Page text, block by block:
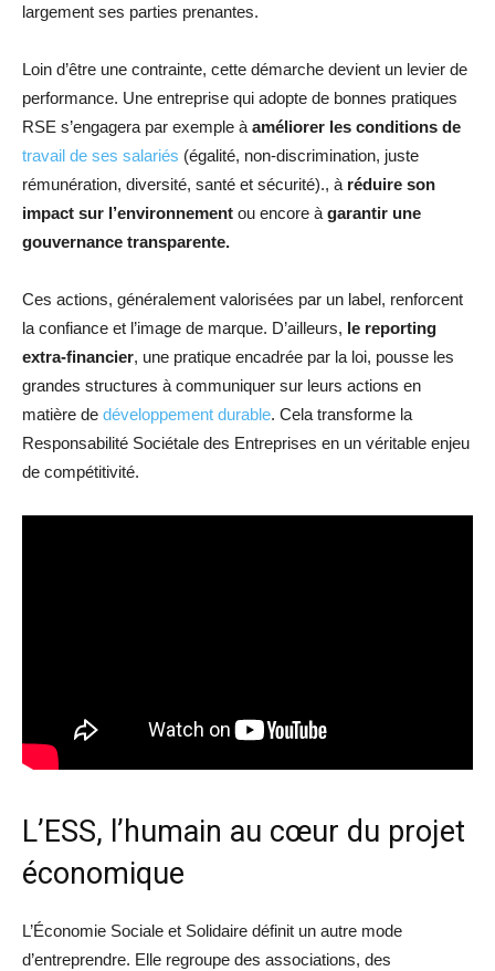
largement ses parties prenantes.
Loin d’être une contrainte, cette démarche devient un levier de
performance. Une entreprise qui adopte de bonnes pratiques
RSE s’engagera par exemple à améliorer les conditions de
travail de ses salariés (égalité, non-discrimination, juste
rémunération, diversité, santé et sécurité)., à réduire son
impact sur l’environnement ou encore à garantir une
gouvernance transparente.
Ces actions, généralement valorisées par un label, renforcent
la confiance et l’image de marque. D’ailleurs, le reporting
extra-financier, une pratique encadrée par la loi, pousse les
grandes structures à communiquer sur leurs actions en
matière de développement durable. Cela transforme la
Responsabilité Sociétale des Entreprises en un véritable enjeu
de compétitivité.
L’ESS, l’humain au cœur du projet
économique
L’Économie Sociale et Solidaire définit un autre mode
d’entreprendre. Elle regroupe des associations, des